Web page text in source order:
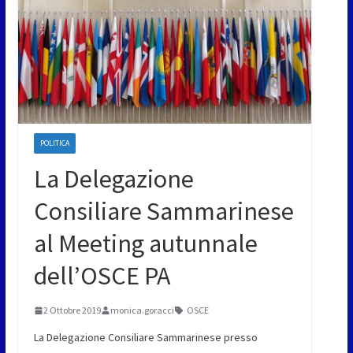
POLITICA
La Delegazione
Consiliare Sammarinese
al Meeting autunnale
dell’OSCE PA
2 Ottobre 2019 monica.goracci OSCE
La Delegazione Consiliare Sammarinese presso